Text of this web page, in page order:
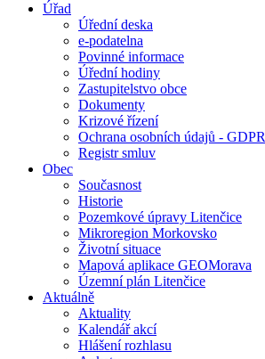
Úřad
Úřední deska
e-podatelna
Povinné informace
Úřední hodiny
Zastupitelstvo obce
Dokumenty
Krizové řízení
Ochrana osobních údajů - GDPR
Registr smluv
Obec
Současnost
Historie
Pozemkové úpravy Litenčice
Mikroregion Morkovsko
Životní situace
Mapová aplikace GEOMorava
Územní plán Litenčice
Aktuálně
Aktuality
Kalendář akcí
Hlášení rozhlasu